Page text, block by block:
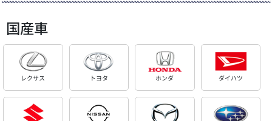
国産車
レクサス トヨタ ホンダ ダイハツ